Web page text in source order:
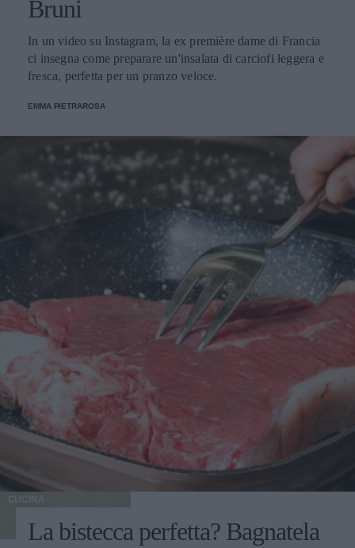
Bruni
In un video su Instagram, la ex première dame di Francia
ci insegna come preparare un'insalata di carciofi leggera e
fresca, perfetta per un pranzo veloce.
EMMA PIETRAROSA
CUCINA
La bistecca perfetta? Bagnatela